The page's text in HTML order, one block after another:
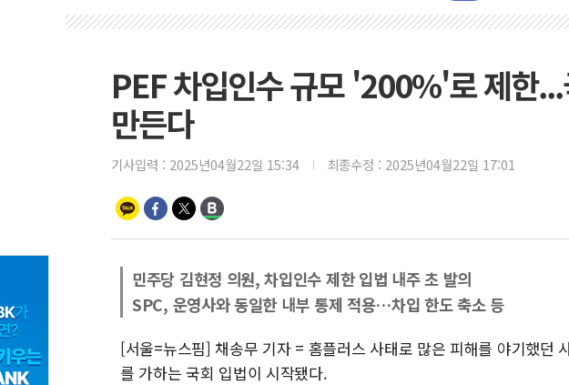
中 전방위 아
동해시,
강원 중·남
'호우 특보'
10월 보완수
한상협, 업
민주당, 오
PEF 차입인수 규모 '200%'로 제한
만든다
기사입력 : 2025년04월22일 15:34 최종수정 : 2025년04월22일 17:01
민주당 김현정 의원, 차입인수 제한 입법 내주 초 발의
SPC, 운영사와 동일한 내부 통제 적용…차입 한도 축소 등
[서울=뉴스핌] 채송무 기자 = 홈플러스 사태로 많은 피해를 야기했던
를 가하는 국회 입법이 시작됐다.